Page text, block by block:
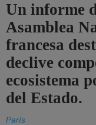
Un informe
Asamblea
francesa
declive
ecosistema
del Estado.
París